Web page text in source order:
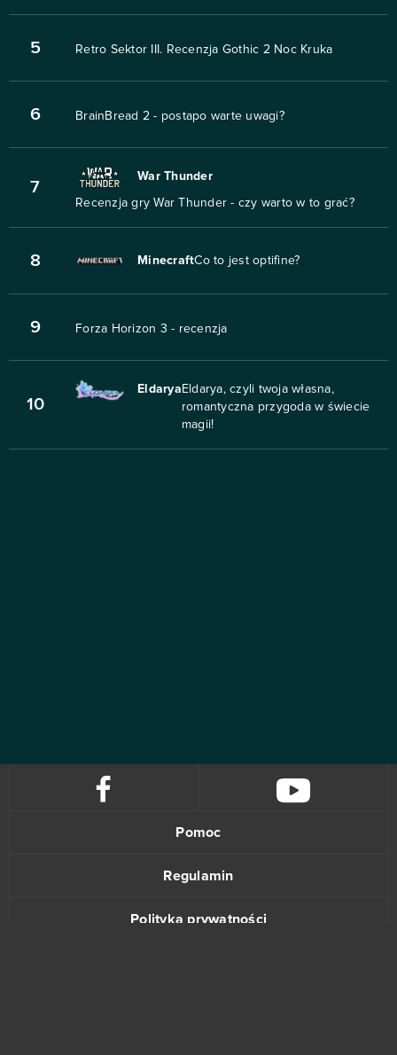
5 Retro Sektor III. Recenzja Gothic 2 Noc Kruka
6 BrainBread 2 - postapo warte uwagi?
7
War Thunder
Recenzja gry War Thunder - czy warto w to grać?
8 MinecraftCo to jest optifine?
9 Forza Horizon 3 - recenzja
10
Eldarya Eldarya, czyli twoja własna,
romantyczna przygoda w świecie
magii!
Pomoc
Regulamin
Polityka prywatności